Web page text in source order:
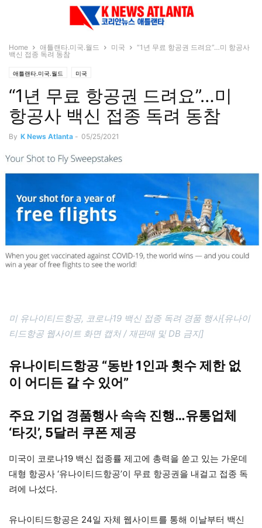
Home 애틀랜타.미국.월드 미국
“1년 무료 항공권 드려요”…미 항공사
백신 접종 독려 동참
애틀랜타.미국.월드 미국
“1년 무료 항공권 드려요”…미
항공사 백신 접종 독려 동참
By K News Atlanta - 05/25/2021
미 유나이티드항공, 코로나19 백신 접종 독려 경품 행사[유나이
티드항공 웹사이트 화면 캡처 / 재판매 및 DB 금지]
유나이티드항공 “동반 1인과 횟수 제한 없
이 어디든 갈 수 있어”
주요 기업 경품행사 속속 진행…유통업체
‘타깃’, 5달러 쿠폰 제공
미국이 코로나19 백신 접종률 제고에 총력을 쏟고 있는 가운데
대형 항공사 ‘유나이티드항공’이 무료 항공권을 내걸고 접종 독
려에 나섰다.
유나이티드항공은 24일 자체 웹사이트를 통해 이날부터 백신